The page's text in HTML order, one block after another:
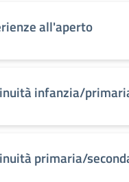
all'aperto
infanzia/
primaria/